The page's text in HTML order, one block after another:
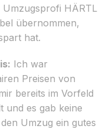
Umzugsprofi HÄRTL
übernommen,
hat.
Ich war
Preisen von
bereits im Vorfeld
und es gab keine
Umzug ein gutes